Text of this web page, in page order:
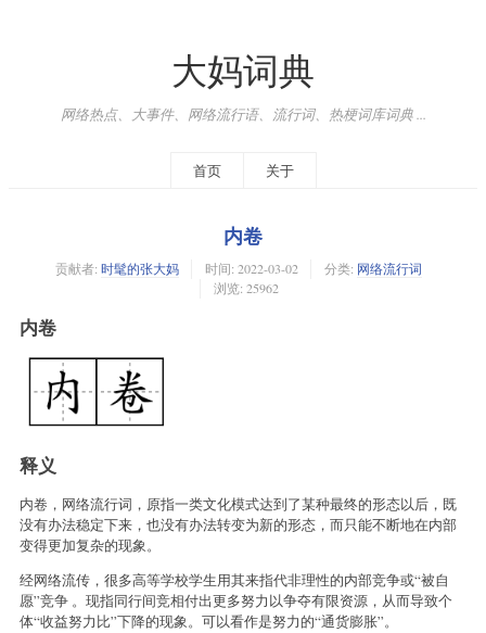
大妈词典
网络热点、大事件、网络流行语、流行词、热梗词库词典 ...
首页 关于
内卷
贡献者: 时髦的张大妈 时间: 2022-03-02 分类: 网络流行词
浏览: 25962
内卷
释义
内卷，网络流行词，原指一类文化模式达到了某种最终的形态以后，既
没有办法稳定下来，也没有办法转变为新的形态，而只能不断地在内部
变得更加复杂的现象。
经网络流传，很多高等学校学生用其来指代非理性的内部竞争或“被自
愿”竞争 。现指同行间竞相付出更多努力以争夺有限资源，从而导致个
体“收益努力比”下降的现象。可以看作是努力的“通货膨胀”。